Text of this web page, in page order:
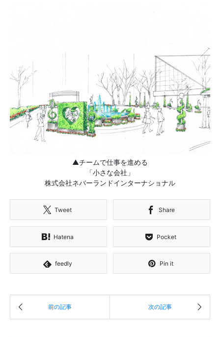
▲チームで仕事を進める
「小さな会社」
株式会社ネバーランドインターナショナル
Tweet Share
Hatena Pocket
feedly Pin it